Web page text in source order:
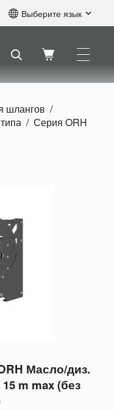
Выберите язык
Шведский
Голландский
Немецкий
Русский
шлангов
Серия ORH
Масло/диз.
m max (без